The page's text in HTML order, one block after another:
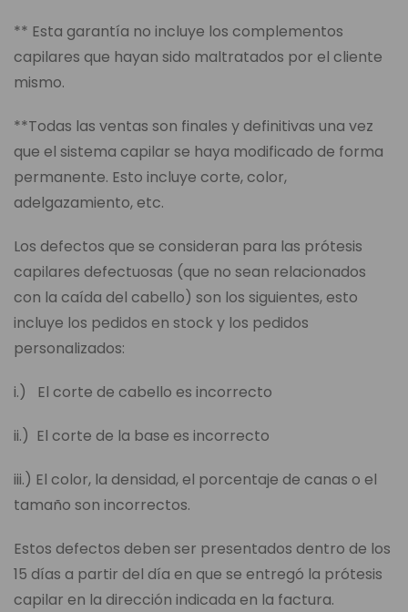
** Esta garantía no incluye los complementos
capilares que hayan sido maltratados por el cliente
mismo.
**Todas las ventas son finales y definitivas una vez
que el sistema capilar se haya modificado de forma
permanente. Esto incluye corte, color,
adelgazamiento, etc.
Los defectos que se consideran para las prótesis
capilares defectuosas (que no sean relacionados
con la caída del cabello) son los siguientes, esto
incluye los pedidos en stock y los pedidos
personalizados:
i.) El corte de cabello es incorrecto
ii.) El corte de la base es incorrecto
iii.) El color, la densidad, el porcentaje de canas o el
tamaño son incorrectos.
Estos defectos deben ser presentados dentro de los
15 días a partir del día en que se entregó la prótesis
capilar en la dirección indicada en la factura.